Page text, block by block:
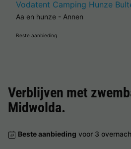
Vodatent Camping Hunze
Aa en hunze - Annen
Beste aanbieding
Verblijven met
Midwolda.
Beste aanbieding voor 3